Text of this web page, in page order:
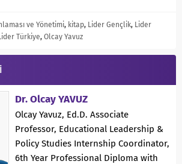
ve Yönetimi, kitap, Lider Gençlik, Lider
Türkiye, Olcay Yavuz
Dr. Olcay YAVUZ
Olcay Yavuz, Ed.D. Associate
Professor, Educational Leadership &
Policy Studies Internship Coordinator,
6th Year Professional Diploma with